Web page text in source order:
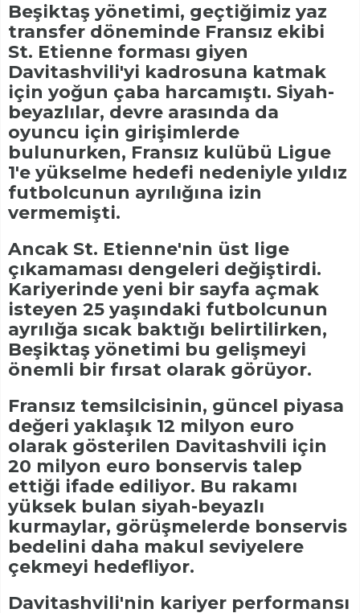
Beşiktaş yönetimi, geçtiğimiz yaz
transfer döneminde Fransız ekibi
St. Etienne forması giyen
Davitashvili'yi kadrosuna katmak
için yoğun çaba harcamıştı. Siyah-
beyazlılar, devre arasında da
oyuncu için girişimlerde
bulunurken, Fransız kulübü Ligue
1'e yükselme hedefi nedeniyle yıldız
futbolcunun ayrılığına izin
vermemişti.
Ancak St. Etienne'nin üst lige
çıkamaması dengeleri değiştirdi.
Kariyerinde yeni bir sayfa açmak
isteyen 25 yaşındaki futbolcunun
ayrılığa sıcak baktığı belirtilirken,
Beşiktaş yönetimi bu gelişmeyi
önemli bir fırsat olarak görüyor.
Fransız temsilcisinin, güncel piyasa
değeri yaklaşık 12 milyon euro
olarak gösterilen Davitashvili için
20 milyon euro bonservis talep
ettiği ifade ediliyor. Bu rakamı
yüksek bulan siyah-beyazlı
kurmaylar, görüşmelerde bonservis
bedelini daha makul seviyelere
çekmeyi hedefliyor.
Davitashvili'nin kariyer performansı